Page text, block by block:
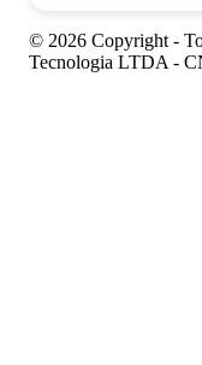
© 2026 Copyright -
Tecnologia LTDA -